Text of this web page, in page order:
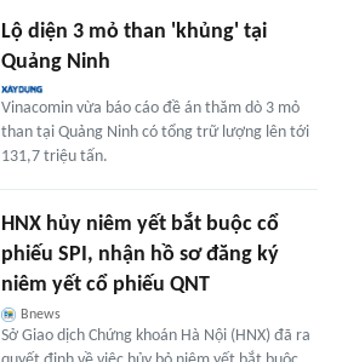
Lộ diện 3 mỏ than 'khủng' tại
Quảng Ninh
Vinacomin vừa báo cáo đề án thăm dò 3 mỏ
than tại Quảng Ninh có tổng trữ lượng lên tới
131,7 triệu tấn.
HNX hủy niêm yết bắt buộc cổ
phiếu SPI, nhận hồ sơ đăng ký
niêm yết cổ phiếu QNT
Bnews
Sở Giao dịch Chứng khoán Hà Nội (HNX) đã ra